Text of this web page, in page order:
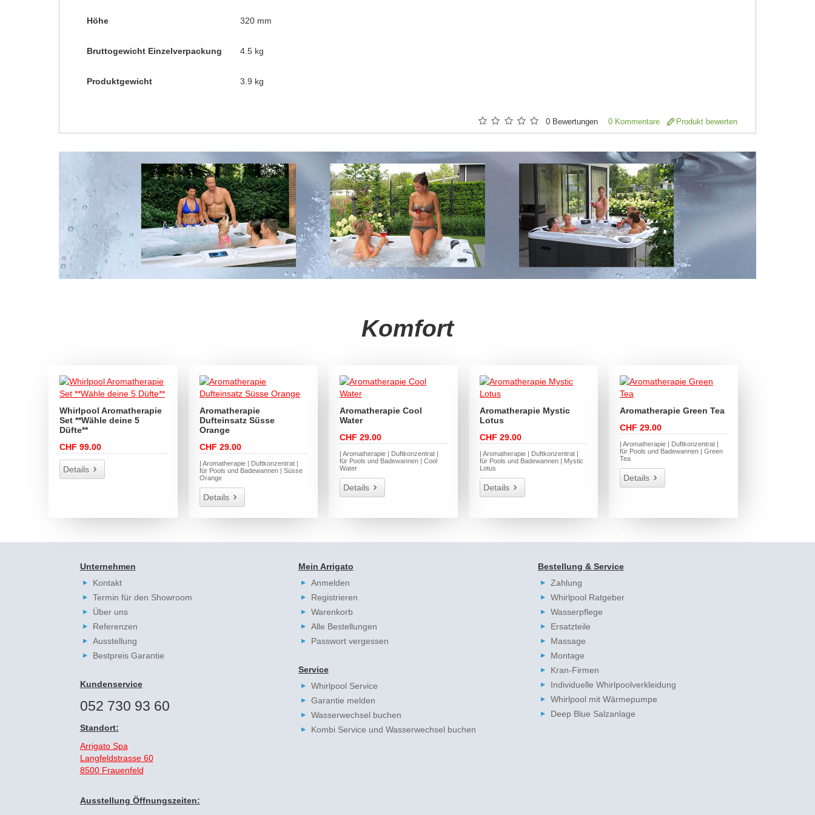
Höhe 320 mm
Bruttogewicht Einzelverpackung 4.5 kg
Produktgewicht 3.9 kg
0 Bewertungen 0 Kommentare Produkt bewerten
Komfort
Whirlpool Aromatherapie
Set **Wähle deine 5
Düfte**
CHF 99.00
Details
Aromatherapie
Dufteinsatz Süsse
Orange
CHF 29.00
| Aromatherapie | Duftkonzentrat |
für Pools und Badewannen | Süsse
Orange
Details
Aromatherapie Cool
Water
CHF 29.00
| Aromatherapie | Duftkonzentrat |
für Pools und Badewannen | Cool
Water
Details
Aromatherapie Mystic
Lotus
CHF 29.00
| Aromatherapie | Duftkonzentrat |
für Pools und Badewannen | Mystic
Lotus
Details
Aromatherapie Green Tea
CHF 29.00
| Aromatherapie | Duftkonzentrat |
für Pools und Badewannen | Green
Tea
Details
Unternehmen
Kontakt
Termin für den Showroom
Über uns
Referenzen
Ausstellung
Bestpreis Garantie
Kundenservice
052 730 93 60
Standort:
Arrigato Spa
Langfeldstrasse 60
8500 Frauenfeld
Ausstellung Öffnungszeiten:
Mein Arrigato
Anmelden
Registrieren
Warenkorb
Alle Bestellungen
Passwort vergessen
Service
Whirlpool Service
Garantie melden
Wasserwechsel buchen
Kombi Service und Wasserwechsel buchen
Bestellung & Service
Zahlung
Whirlpool Ratgeber
Wasserpflege
Ersatzteile
Massage
Montage
Kran-Firmen
Individuelle Whirlpoolverkleidung
Whirlpool mit Wärmepumpe
Deep Blue Salzanlage